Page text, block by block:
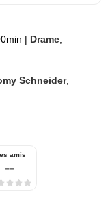
| Drame,
Schneider,
amis
--